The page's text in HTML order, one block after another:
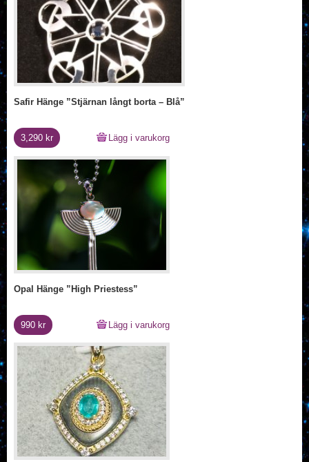
Safir Hänge ”Stjärnan långt borta – Blå”
3,290 kr Lägg i varukorg
Opal Hänge ”High Priestess”
990 kr Lägg i varukorg